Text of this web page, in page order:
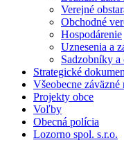
Verejné
Obchodné
Hospodárenie
Uznesenia a
Sadzobníky
Strategické
Všeobecne záväzné
Projekty obce
Voľby
Obecná polícia
Lozorno spol. s.r.o.